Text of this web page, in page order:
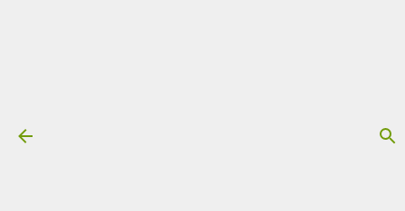
Trilha sonora: Normal, por Harry